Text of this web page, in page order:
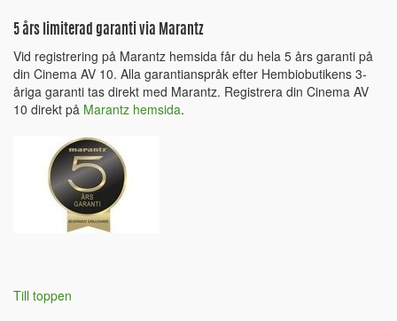
5 års limiterad garanti via Marantz
Vid registrering på Marantz hemsida får du hela 5 års garanti på
din Cinema AV 10. Alla garantianspråk efter Hembiobutikens 3-
åriga garanti tas direkt med Marantz. Registrera din Cinema AV
10 direkt på Marantz hemsida.
Till toppen